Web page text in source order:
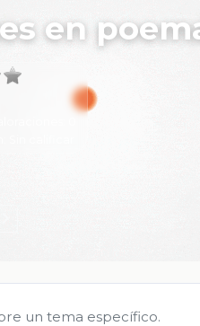
en
un tema específico.